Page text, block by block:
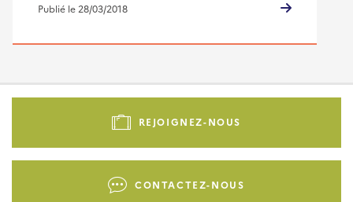
Publié le 28/03/2018
Pied
-
REJOIGNEZ-NOUS
CONTACTEZ-NOUS